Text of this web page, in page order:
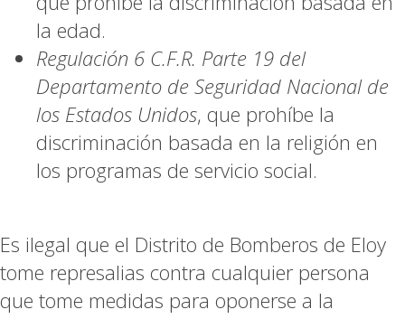
la edad.
Regulación 6 C.F.R. Parte 19 del
Departamento de Seguridad Nacional de
los Estados Unidos, que prohíbe la
discriminación basada en la religión en
los programas de servicio social.
Es ilegal que el Distrito de Bomberos de Eloy
tome represalias contra cualquier persona
que tome medidas para oponerse a la